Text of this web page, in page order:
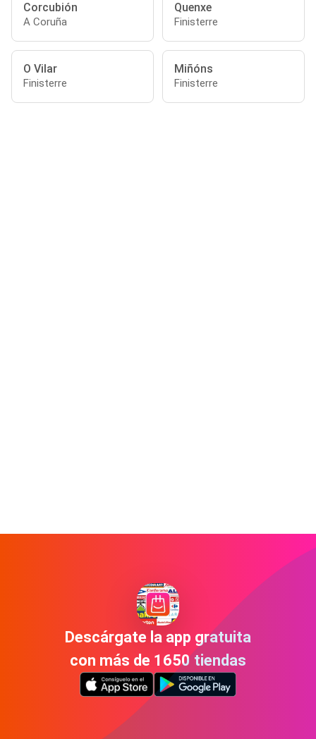
Corcubión
A Coruña
Quenxe
Finisterre
O Vilar
Finisterre
Miñóns
Finisterre
Descárgate la app gratuita
con más de 1650 tiendas